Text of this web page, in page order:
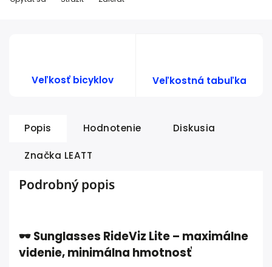
Veľkosť bicyklov Veľkostná tabuľka
Popis Hodnotenie Diskusia
Značka LEATT
Podrobný popis
🕶️ Sunglasses RideViz Lite – maximálne
videnie, minimálna hmotnosť